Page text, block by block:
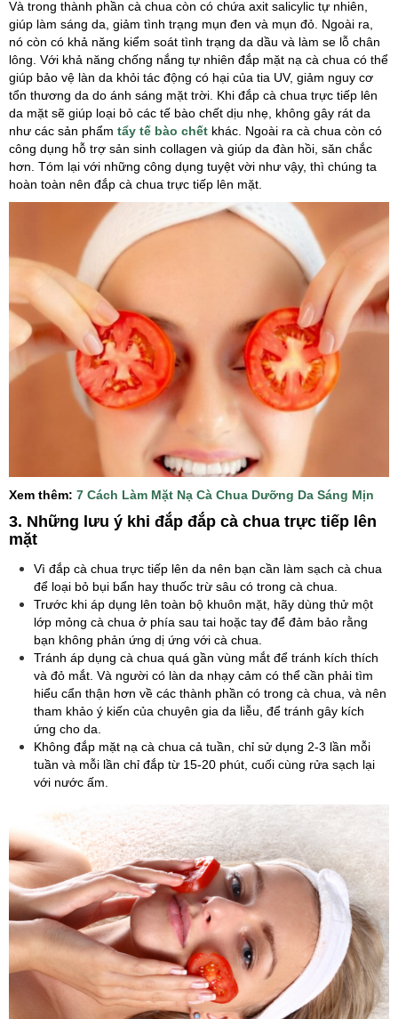
Và trong thành phần cà chua còn có chứa axit salicylic tự nhiên,
giúp làm sáng da, giảm tình trạng mụn đen và mụn đỏ. Ngoài ra,
nó còn có khả năng kiểm soát tình trạng da dầu và làm se lỗ chân
lông. Với khả năng chống nắng tự nhiên đắp mặt nạ cà chua có thể
giúp bảo vệ làn da khỏi tác động có hại của tia UV, giảm nguy cơ
tổn thương da do ánh sáng mặt trời. Khi đắp cà chua trực tiếp lên
da mặt sẽ giúp loại bỏ các tế bào chết dịu nhẹ, không gây rát da
như các sản phẩm tẩy tế bào chết khác. Ngoài ra cà chua còn có
công dụng hỗ trợ sản sinh collagen và giúp da đàn hồi, săn chắc
hơn. Tóm lại với những công dụng tuyệt vời như vậy, thì chúng ta
hoàn toàn nên đắp cà chua trực tiếp lên mặt.
Xem thêm: 7 Cách Làm Mặt Nạ Cà Chua Dưỡng Da Sáng Mịn
3. Những lưu ý khi đắp đắp cà chua trực tiếp lên
mặt
Vì đắp cà chua trực tiếp lên da nên bạn cần làm sạch cà chua
để loại bỏ bụi bẩn hay thuốc trừ sâu có trong cà chua.
Trước khi áp dụng lên toàn bộ khuôn mặt, hãy dùng thử một
lớp mỏng cà chua ở phía sau tai hoặc tay để đảm bảo rằng
bạn không phản ứng dị ứng với cà chua.
Tránh áp dụng cà chua quá gần vùng mắt để tránh kích thích
và đỏ mắt. Và người có làn da nhạy cảm có thể cần phải tìm
hiểu cẩn thận hơn về các thành phần có trong cà chua, và nên
tham khảo ý kiến của chuyên gia da liễu, để tránh gây kích
ứng cho da.
Không đắp mặt nạ cà chua cả tuần, chỉ sử dụng 2-3 lần mỗi
tuần và mỗi lần chỉ đắp từ 15-20 phút, cuối cùng rửa sạch lại
với nước ấm.